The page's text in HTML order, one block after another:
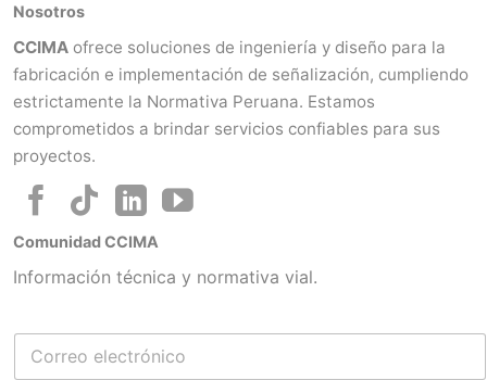
Nosotros
CCIMA ofrece soluciones de ingeniería y diseño para la
fabricación e implementación de señalización, cumpliendo
estrictamente la Normativa Peruana. Estamos
comprometidos a brindar servicios confiables para sus
proyectos.
Comunidad CCIMA
Información técnica y normativa vial.